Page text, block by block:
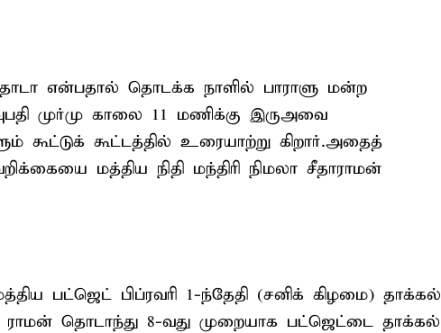
என்பதால் தொடக்க நாளில் பாராளு மன்ற
முர்மு காலை 11 மணிக்கு இருஅவை
கூட்டுக் கூட்டத்தில் உரையாற்று கிறார்.அதைத்
மத்திய நிதி மந்திரி நிமலா சீதாராமன்
பட்ஜெட் பிப்ரவரி 1-ந்தேதி (சனிக் கிழமை) தாக்கல்
ராமன் தொடாந்து 8-வது முறையாக பட்ஜெட்டை தாக்கல்